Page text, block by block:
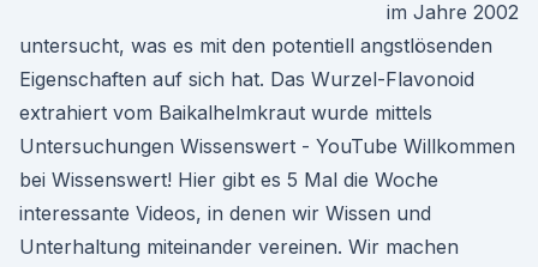
im Jahre 2002
untersucht, was es mit den potentiell angstlösenden
Eigenschaften auf sich hat. Das Wurzel-Flavonoid
extrahiert vom Baikalhelmkraut wurde mittels
Untersuchungen Wissenswert - YouTube Willkommen
bei Wissenswert! Hier gibt es 5 Mal die Woche
interessante Videos, in denen wir Wissen und
Unterhaltung miteinander vereinen. Wir machen